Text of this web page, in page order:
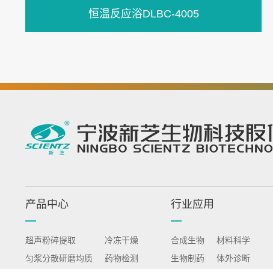
恒温反应浴DLBC-4005
产品中心
超声粉碎提取
匀浆分散研磨均质
冷冻干燥
药物检测
行业应用
合成生物
生物制药
材料科学
体外诊断